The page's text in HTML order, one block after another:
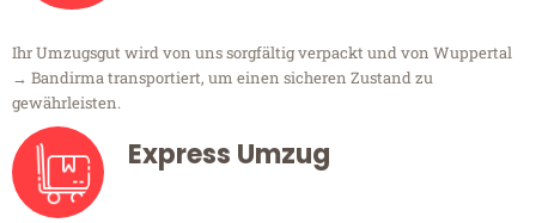
Ihr Umzugsgut wird von uns sorgfältig verpackt und von Wuppertal
→ Bandirma transportiert, um einen sicheren Zustand zu
gewährleisten.
Express Umzug